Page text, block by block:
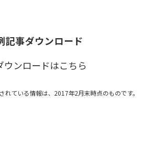
記事ダウンロード
ンロードはこちら
れている情報は、2017年2月末時点のものです。